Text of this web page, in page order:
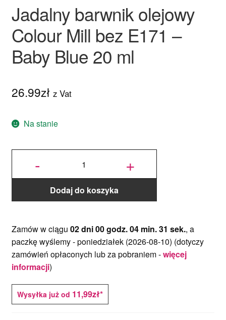
Jadalny barwnik olejowy
Colour Mill bez E171 –
Baby Blue 20 ml
26.99zł z Vat
Na stanie
-
ilość
olejowy
Colour
Mill bez
E171 -
Baby
+
Dodaj do koszyka
Zamów w ciągu 02 dni 00 godz. 04 min. 30 sek., a
paczkę wyślemy -poniedziałek (2026-08-10) (dotyczy
zamówień opłaconych lub za pobraniem -więcej
informacji)
Wysyłka już od 11,99zł*